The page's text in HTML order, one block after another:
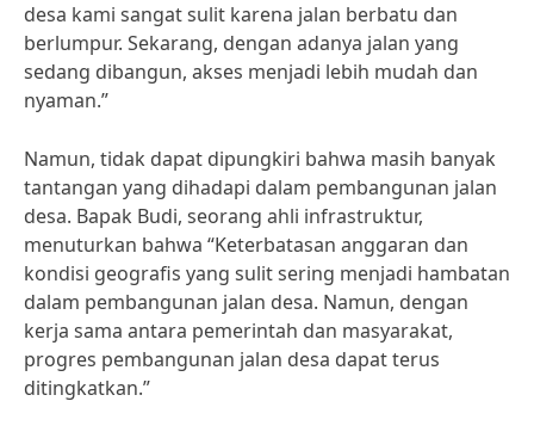
desa kami sangat sulit karena jalan berbatu dan
berlumpur. Sekarang, dengan adanya jalan yang
sedang dibangun, akses menjadi lebih mudah dan
nyaman.”
Namun, tidak dapat dipungkiri bahwa masih banyak
tantangan yang dihadapi dalam pembangunan jalan
desa. Bapak Budi, seorang ahli infrastruktur,
menuturkan bahwa “Keterbatasan anggaran dan
kondisi geografis yang sulit sering menjadi hambatan
dalam pembangunan jalan desa. Namun, dengan
kerja sama antara pemerintah dan masyarakat,
progres pembangunan jalan desa dapat terus
ditingkatkan.”